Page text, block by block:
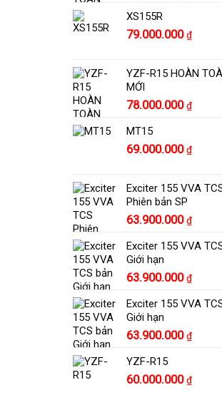
XS155R
79.000.000₫
YZF-R15 HOÀN
MỚI
78.000.000₫
MT15
69.000.000₫
Exciter 155 VVA
Phiên bản SP
63.900.000₫
Exciter 155 VVA
Giới hạn
63.900.000₫
Exciter 155 VVA
Giới hạn
63.900.000₫
YZF-R15
Giá
60.000.000₫Giá